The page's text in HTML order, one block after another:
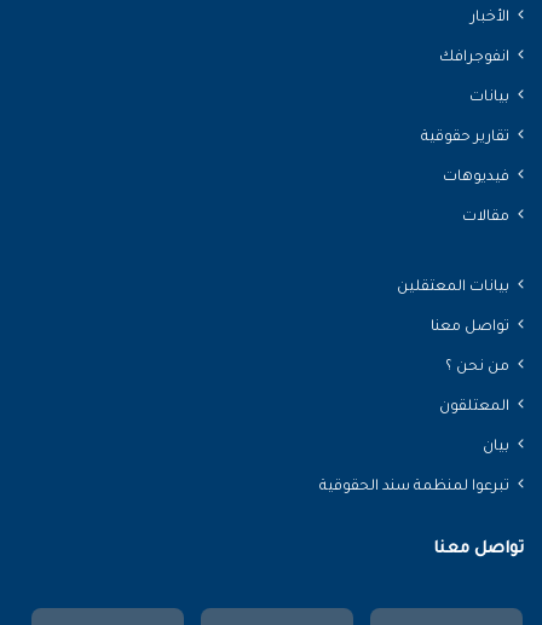
الأخبار
انفوجرافك
بيانات
تقارير حقوقية
فيديوهات
مقالات
بيانات المعتقلين
تواصل معنا
من نحن ؟
المعتلقون
بيان
تبرعوا لمنظمة سند الحقوقية
تواصل معنا